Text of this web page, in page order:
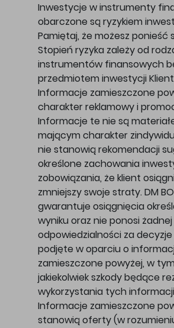
Inwestycje w instrumenty
obarczone są ryzykiem
Pamiętaj, że możesz ponieść
Stopień ryzyka zależy od
instrumentów finansowych
przedmiotem inwestycji
Informacje zamieszczone
charakter reklamowy i
Informacje te nie są
mającym charakter
nie stanowią rekomendacji
określone zachowania
zobowiązania, że klient
zmniejszy swoje straty. DM
gwarantuje osiągnięcia
wyniku oraz nie ponosi żadnej
odpowiedzialności za
podjęte w oparciu o
zamieszczone powyżej, w
jakiekolwiek szkody będące
wykorzystania tych
Informacje zamieszczone
stanowią oferty (w